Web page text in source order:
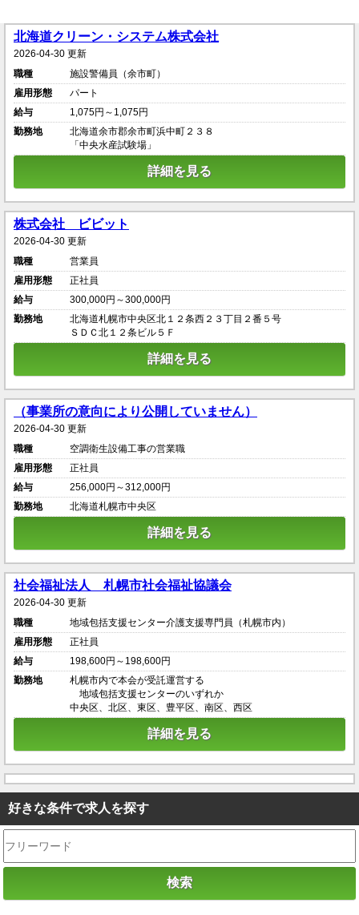
北海道クリーン・システム株式会社
2026-04-30 更新
職種
施設警備員（余市町）
雇用形態
パート
給与
1,075円～1,075円
勤務地
北海道余市郡余市町浜中町２３８
「中央水産試験場」
詳細を見る
株式会社 ビビット
2026-04-30 更新
職種
営業員
雇用形態
正社員
給与
300,000円～300,000円
勤務地
北海道札幌市中央区北１２条西２３丁目２番５号
ＳＤＣ北１２条ビル５Ｆ
詳細を見る
（事業所の意向により公開していません）
2026-04-30 更新
職種
空調衛生設備工事の営業職
雇用形態
正社員
給与
256,000円～312,000円
勤務地
北海道札幌市中央区
詳細を見る
社会福祉法人 札幌市社会福祉協議会
2026-04-30 更新
職種
地域包括支援センター介護支援専門員（札幌市内）
雇用形態
正社員
給与
198,600円～198,600円
勤務地
札幌市内で本会が受託運営する
地域包括支援センターのいずれか
中央区、北区、東区、豊平区、南区、西区
詳細を見る
好きな条件で求人を探す